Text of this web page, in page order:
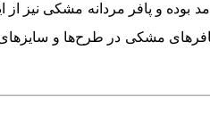
و پافر مردانه مشکی نیز از
مشکی در طرح‌ها و سایزهای